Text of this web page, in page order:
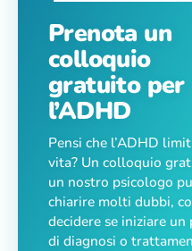
Prenota un
colloquio
gratuito per
l’ADHD
Pensi che l’ADHD
vita? Un colloquio
un nostro psicologo
chiarire molti dubbi,
decidere se iniziare un
di diagnosi o